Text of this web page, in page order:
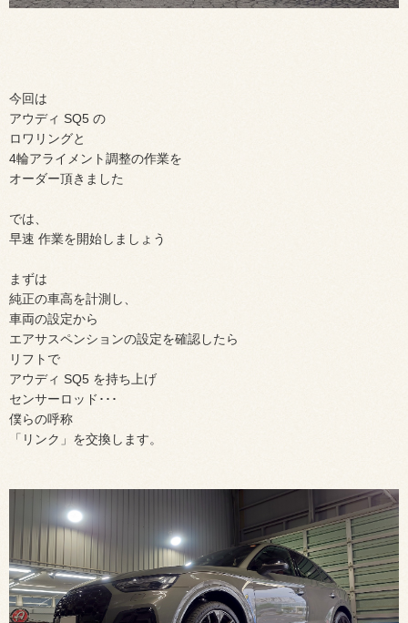
今回は
アウディ SQ5 の
ロワリングと
4輪アライメント調整の作業を
オーダー頂きました
では、
早速 作業を開始しましょう
まずは
純正の車高を計測し、
車両の設定から
エアサスペンションの設定を確認したら
リフトで
アウディ SQ5 を持ち上げ
センサーロッド･･･
僕らの呼称
「リンク」を交換します。